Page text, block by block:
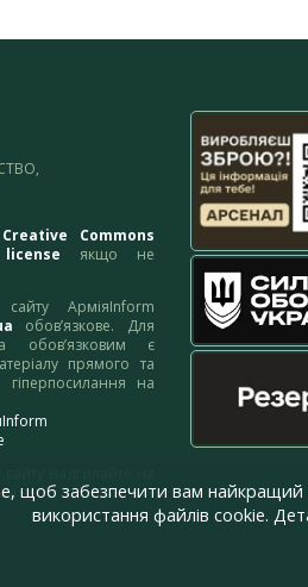
Creative Commons
якщо не
АрміяInform
обов’язкове. Для
обов’язковим є
прямого та
гіперпосилання на
щоб забезпечити вам
використання файлів cookie.